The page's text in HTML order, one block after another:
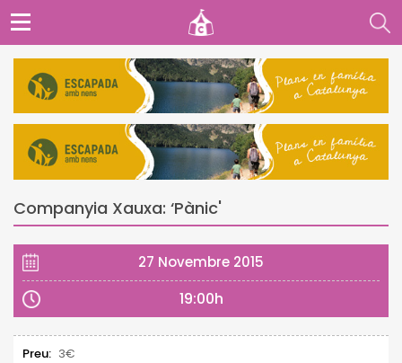
Companyia Xauxa: ‘Pànic'
27 Novembre 2015
19:00h
Preu: 3€